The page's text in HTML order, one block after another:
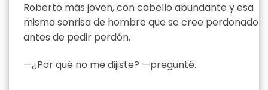
Roberto más joven, con cabello abundante y esa
misma sonrisa de hombre que se cree perdonado
antes de pedir perdón.
—¿Por qué no me dijiste? —pregunté.